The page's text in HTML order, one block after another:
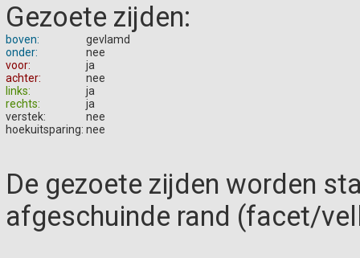
Gezoete zijden:
boven:
gevlamd
onder:
nee
voor:
ja
achter:
nee
links:
ja
rechts:
ja
verstek:
nee
hoekuitsparing: nee
De gezoete zijden worden
afgeschuinde rand (facet/